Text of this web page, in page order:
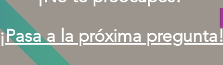
¡Pasa a la próxima pregunta!